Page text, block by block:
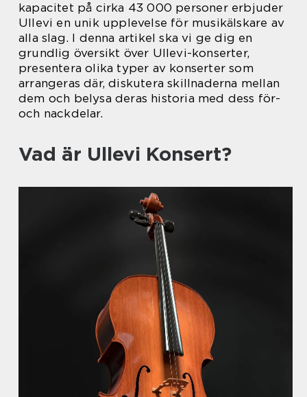
kapacitet på cirka 43 000 personer erbjuder
Ullevi en unik upplevelse för musikälskare av
alla slag. I denna artikel ska vi ge dig en
grundlig översikt över Ullevi-konserter,
presentera olika typer av konserter som
arrangeras där, diskutera skillnaderna mellan
dem och belysa deras historia med dess för-
och nackdelar.
Vad är Ullevi Konsert?